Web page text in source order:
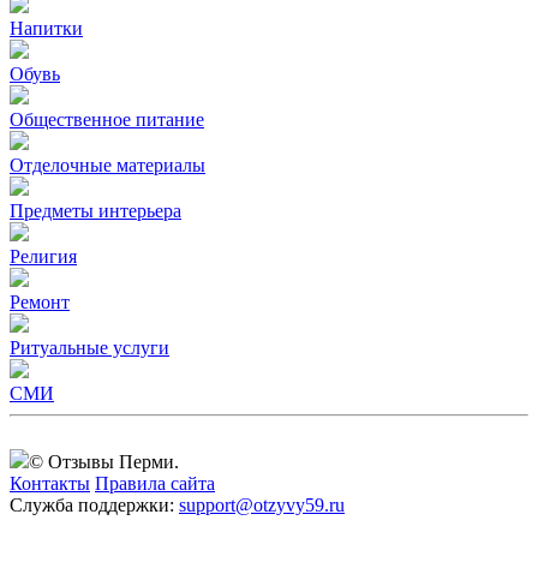
Напитки
Обувь
Общественное питание
Отделочные материалы
Предметы интерьера
Религия
Ремонт
Ритуальные услуги
СМИ
© Отзывы Перми.
Контакты Правила сайта
Служба поддержки: support@otzyvy59.ru